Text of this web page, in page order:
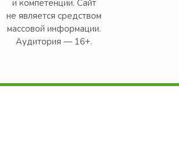
и компетенции. Сайт
не является средством
массовой информации.
Аудитория — 16+.